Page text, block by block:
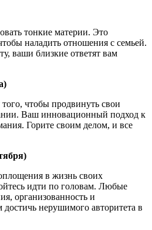
тонкие материи. Это
наладить отношения с семьей.
ваши близкие ответят вам
чтобы продвинуть свои
Ваш инновационный подход к
Горите своим делом, и все
в жизнь своих
идти по головам. Любые
организованность и
нерушимого авторитета в